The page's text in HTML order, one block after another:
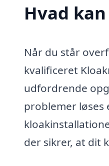
Hvad
Når du står
kvalificeret
udfordrende
problemer
der sikrer, at dit